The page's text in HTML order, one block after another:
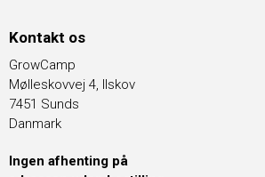
Kontakt os
GrowCamp
Mølleskovvej 4, Ilskov
7451 Sunds
Danmark
Ingen afhenting på